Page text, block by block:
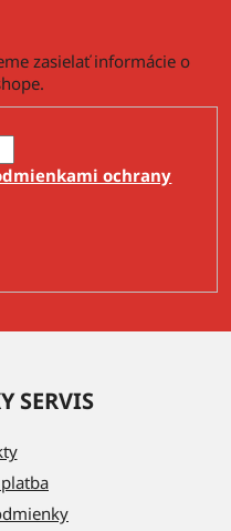
zasielať informácie o
ochrany
SERVIS